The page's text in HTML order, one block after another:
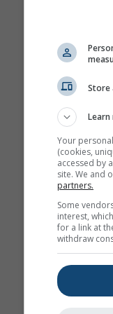
Store
Your
(cookies,
accessed by
site. We and
partners.
Some
interest,
for a link at
withdraw